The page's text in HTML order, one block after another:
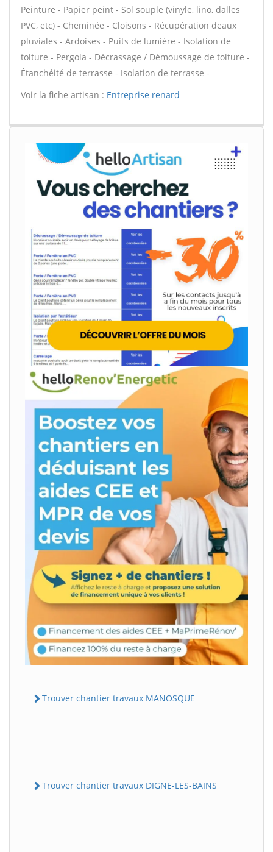
Peinture - Papier peint - Sol souple (vinyle, lino, dalles
PVC, etc) - Cheminée - Cloisons - Récupération deaux
pluviales - Ardoises - Puits de lumière - Isolation de
toiture - Pergola - Décrassage / Démoussage de toiture -
Étanchéité de terrasse - Isolation de terrasse -
Voir la fiche artisan : Entreprise renard
Trouver chantier travaux MANOSQUE
Trouver chantier travaux DIGNE-LES-BAINS